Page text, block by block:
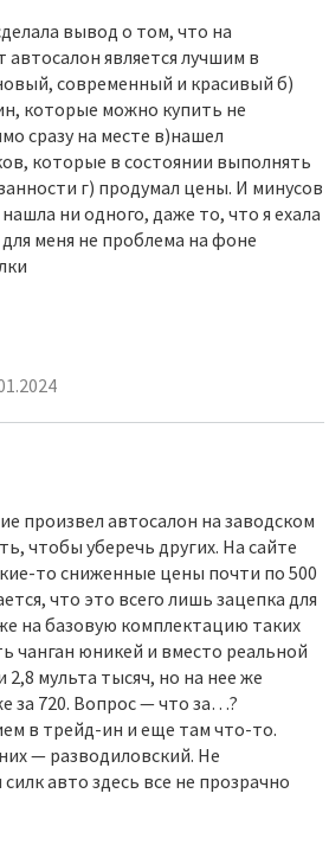
вывод о том, что на
является лучшим в
современный и красивый б)
которые можно купить не
сразу на месте в)нашел
которые в состоянии выполнять
г) продумал цены. И минусов
ни одного, даже то, что я ехала
меня не проблема на фоне
произвел автосалон на заводском
чтобы уберечь других. На сайте
то сниженные цены почти по 500
что это всего лишь зацепка для
на базовую комплектацию таких
чанган юникей и вместо реальной
2,8 мульта тысяч, но на нее же
за 720. Вопрос — что за…?
в трейд-ин и еще там что-то.
— разводиловский. Не
авто здесь все не прозрачно